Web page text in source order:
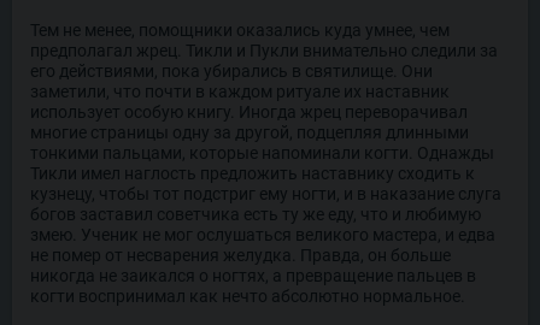
Тем не менее, помощники оказались куда умнее, чем
предполагал жрец. Тикли и Пукли внимательно следили за
его действиями, пока убирались в святилище. Они
заметили, что почти в каждом ритуале их наставник
использует особую книгу. Иногда жрец переворачивал
многие страницы одну за другой, подцепляя длинными
тонкими пальцами, которые напоминали когти. Однажды
Тикли имел наглость предложить наставнику сходить к
кузнецу, чтобы тот подстриг ему ногти, и в наказание слуга
богов заставил советчика есть ту же еду, что и любимую
змею. Ученик не мог ослушаться великого мастера, и едва
не помер от несварения желудка. Правда, он больше
никогда не заикался о ногтях, а превращение пальцев в
когти воспринимал как нечто абсолютно нормальное.